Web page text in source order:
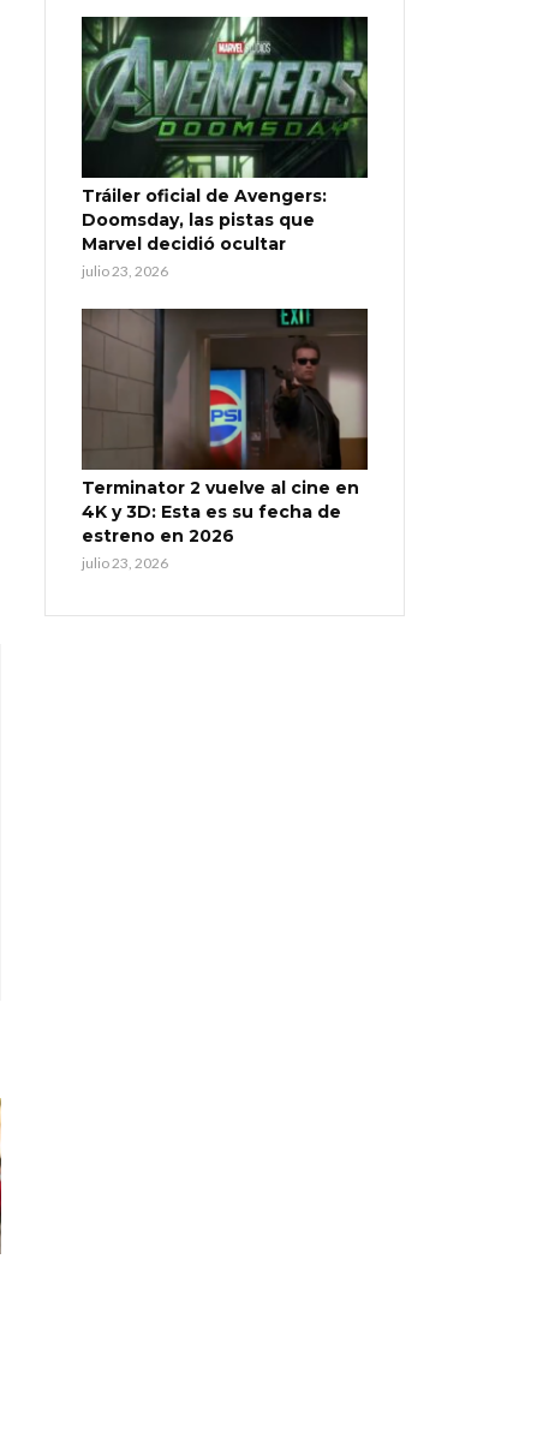
Tráiler oficial de Avengers:
Doomsday, las pistas que
Marvel decidió ocultar
julio 23, 2026
Terminator 2 vuelve al cine en
4K y 3D: Esta es su fecha de
estreno en 2026
julio 23, 2026